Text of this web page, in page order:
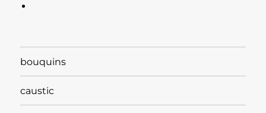
bouquins
caustic